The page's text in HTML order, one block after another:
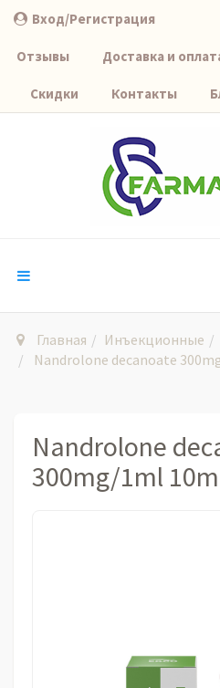
Вход/Регистрация
Отзывы Доставка и
Скидки Контакты
Главная Инъекционные
Nandrolone decanoate
Nandrolone
300mg/1ml